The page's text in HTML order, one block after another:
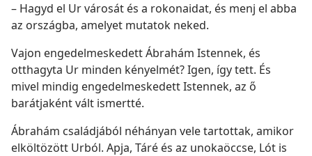
– Hagyd el Ur városát és a rokonaidat, és menj el abba
az országba, amelyet mutatok neked.
Vajon engedelmeskedett Ábrahám Istennek, és
otthagyta Ur minden kényelmét? Igen, így tett. És
mivel mindig engedelmeskedett Istennek, az ő
barátjaként vált ismertté.
Ábrahám családjából néhányan vele tartottak, amikor
elköltözött Urból. Apja, Táré és az unokaöccse, Lót is